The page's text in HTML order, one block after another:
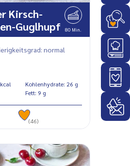
Kirsch-
Guglhupf
80 Min.
normal
kcal
Kohlenhydrate: 26 g
Fett: 9 g
(46)